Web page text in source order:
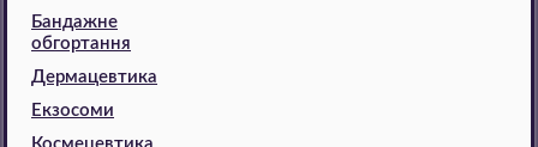
Бандажне
обгортання
Дермацевтика
Екзосоми